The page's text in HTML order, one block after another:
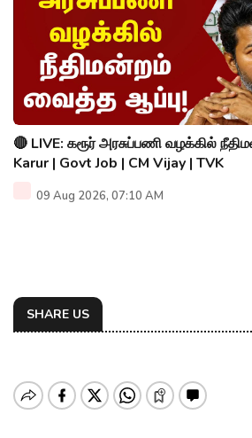
🔴 LIVE: கரூர் அரசுப்பணி வழக்கில்
Karur | Govt Job | CM Vijay | TVK
09 Aug 2026, 07:10 AM
SHARE US